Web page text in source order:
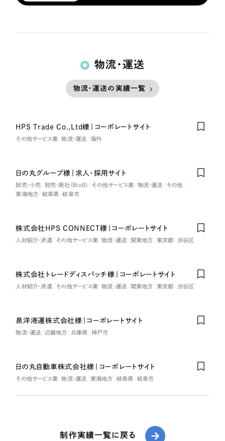
物流・運送
物流・運送の実績一覧
Nominee
HPS Trade Co.,Ltd様｜コーポレートサイト
その他サービス業 物流・運送 海外
日の丸グループ様｜求人・採用サイト
卸売・小売 卸売・商社（BtoB） その他サービス業 物流・運送
その他
東海地方
岐阜県 岐阜市
株式会社HPS CONNECT様｜コーポレートサイト
人材紹介・派遣 その他サービス業 物流・運送 関東地方 東京都 渋谷区
株式会社トレードディスパッチ様｜コーポレートサイト
人材紹介・派遣 その他サービス業 物流・運送 関東地方 東京都 渋谷区
泉洋港運株式会社様｜コーポレートサイト
物流・運送 近畿地方 兵庫県 神戸市
日の丸自動車株式会社様｜コーポレートサイト
その他サービス業 物流・運送 東海地方 岐阜県 岐阜市
制作実績一覧に戻る